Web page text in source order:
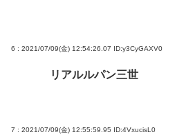
6 : 2021/07/09(金) 12:54:26.07 ID:y3CyGAXV0
リアルルパン三世
7 : 2021/07/09(金) 12:55:59.95 ID:4VxucisL0